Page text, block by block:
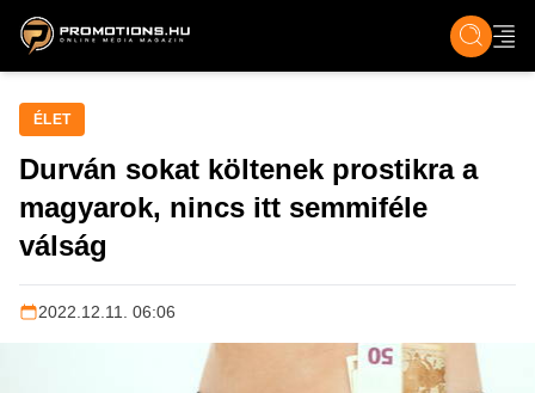
ZENE, FILM & KULT ÉLET TECH &
ÉLET
Durván sokat költenek prostikra a
magyarok, nincs itt semmiféle
válság
2022.12.11. 06:06